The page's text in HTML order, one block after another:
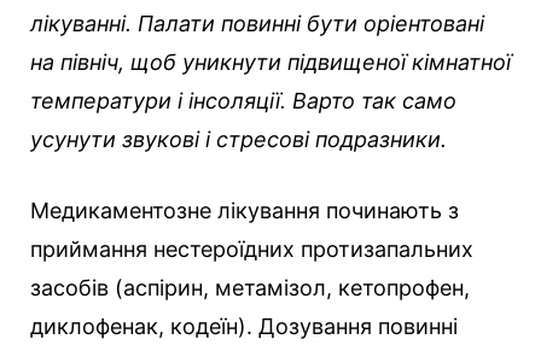
лікуванні. Палати повинні бути оріентовані
на північ, щоб уникнути підвищеної кімнатної
температури і інсоляції. Варто так само
усунути звукові і стресові подразники.
Медикаментозне лікування починають з
приймання нестероїдних протизапальних
засобів (аспірин, метамізол, кетопрофен,
диклофенак, кодеїн). Дозування повинні